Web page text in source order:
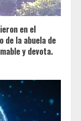
en el
de la abuela de
y devota.